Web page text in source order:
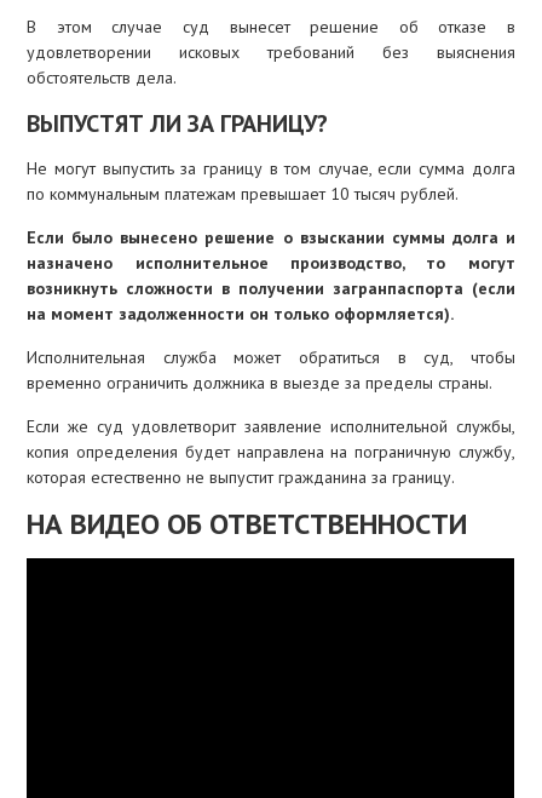
В этом случае суд вынесет решение об отказе в
удовлетворении исковых требований без выяснения
обстоятельств дела.
ВЫПУСТЯТ ЛИ ЗА ГРАНИЦУ?
Не могут выпустить за границу в том случае, если сумма долга
по коммунальным платежам превышает 10 тысяч рублей.
Если было вынесено решение о взыскании суммы долга и
назначено исполнительное производство, то могут
возникнуть сложности в получении загранпаспорта (если
на момент задолженности он только оформляется).
Исполнительная служба может обратиться в суд, чтобы
временно ограничить должника в выезде за пределы страны.
Если же суд удовлетворит заявление исполнительной службы,
копия определения будет направлена на пограничную службу,
которая естественно не выпустит гражданина за границу.
НА ВИДЕО ОБ ОТВЕТСТВЕННОСТИ